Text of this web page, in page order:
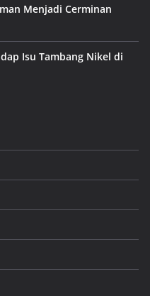
Menjadi Cerminan
Isu Tambang Nikel di